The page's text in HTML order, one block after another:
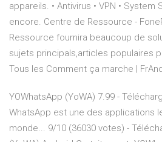
appareils. • Antivirus • VPN •
encore. Centre de Ressource -
Ressource fournira beaucoup de
sujets principals,articles populaires
Tous les Comment ça marche |
YOWhatsApp (YoWA) 7.99 -
WhatsApp est une des applications
monde... 9/10 (36030 votes) -